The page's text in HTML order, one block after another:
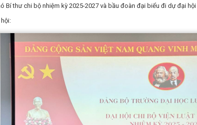
Bí thư chi bộ nhiệm kỳ 2025-2027 và bầu đoàn đại biểu đi dự đại hội